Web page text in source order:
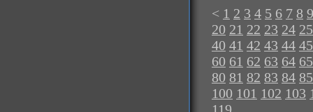
< 1 2 3 4 5 6 7 8 9
20 21 22 23 24 25
40 41 42 43 44 45
60 61 62 63 64 65
80 81 82 83 84 85
100 101 102 103